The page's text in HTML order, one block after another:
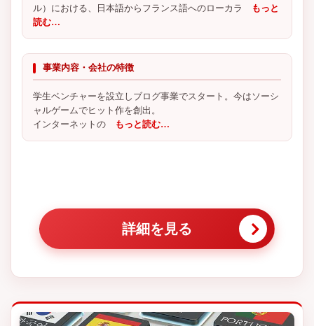
ル）における、日本語からフランス語へのローカラ
もっと
読む…
事業内容・会社の特徴
学生ベンチャーを設立しブログ事業でスタート。今はソーシ
ャルゲームでヒット作を創出。
インターネットの もっと読む…
詳細を見る